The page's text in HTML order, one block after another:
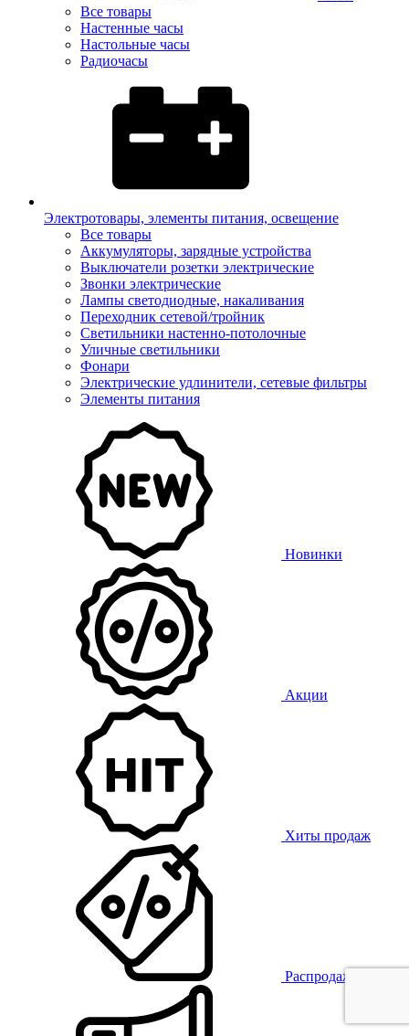
Все товары
Настенные часы
Настольные часы
Радиочасы
Электротовары, элементы питания, освещение
Все товары
Аккумуляторы, зарядные устройства
Выключатели розетки электрические
Звонки электрические
Лампы светодиодные, накаливания
Переходник сетевой/тройник
Светильники настенно-потолочные
Уличные светильники
Фонари
Электрические удлинители, сетевые фильтры
Элементы питания
Новинки
Акции
Хиты продаж
Распродажа